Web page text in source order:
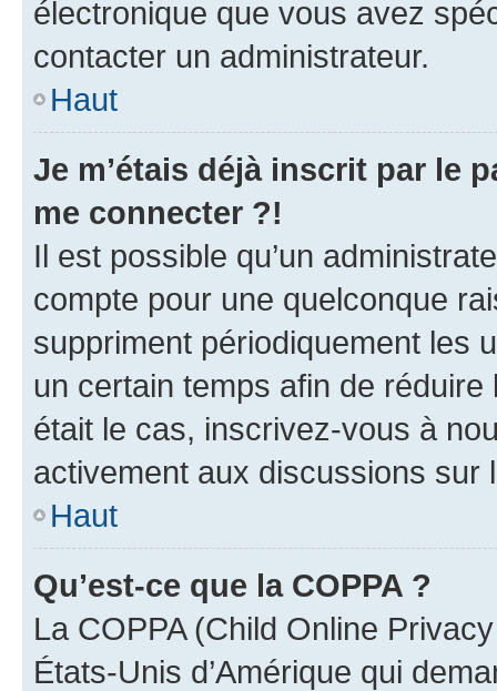
électronique que vous avez
contacter un administrateur.
Haut
Je m’étais déjà inscrit par le
me connecter ?!
Il est possible qu’un
compte pour une quelconque
suppriment périodiquement les
un certain temps afin de
était le cas, inscrivez-vous à
activement aux discussions sur
Haut
Qu’est-ce que la COPPA ?
La COPPA (Child Online
États-Unis d’Amérique qui